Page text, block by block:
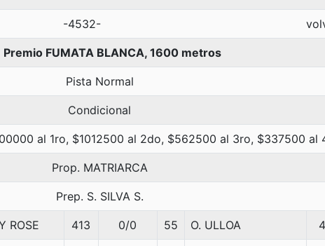
-4532-
FUMATA BLANCA, 1600 metros
Pista Normal
Condicional
al 1ro, $1012500 al 2do, $562500 al 3ro, $337500 al
Prop. MATRIARCA
Prep. S. SILVA S.
ROSE 413 0/0 55 O. ULLOA